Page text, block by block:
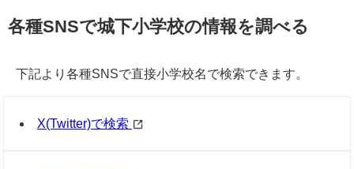
各種SNSで城下小学校の情報を調べる
下記より各種SNSで直接小学校名で検索できます。
X(Twitter)で検索